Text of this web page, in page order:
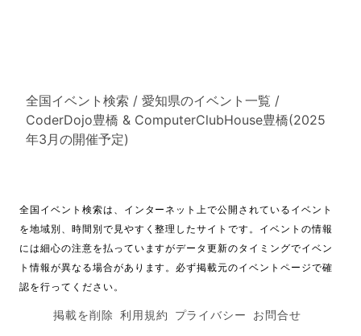
全国イベント検索 / 愛知県のイベント一覧 /
CoderDojo豊橋 & ComputerClubHouse豊橋(2025
年3月の開催予定)
全国イベント検索は、インターネット上で公開されているイベント
を地域別、時間別で見やすく整理したサイトです。イベントの情報
には細心の注意を払っていますがデータ更新のタイミングでイベン
ト情報が異なる場合があります。必ず掲載元のイベントページで確
認を行ってください。
掲載を削除 利用規約 プライバシー お問合せ